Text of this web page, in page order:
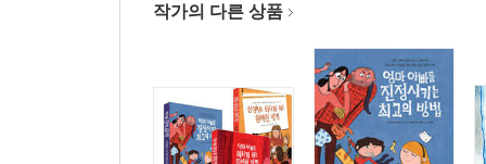
작가의 다른 상품